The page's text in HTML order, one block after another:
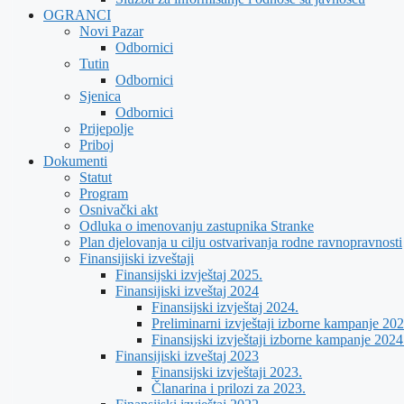
OGRANCI
Novi Pazar
Odbornici
Tutin
Odbornici
Sjenica
Odbornici
Prijepolje
Priboj
Dokumenti
Statut
Program
Osnivački akt
Odluka o imenovanju zastupnika Stranke
Plan djelovanja u cilju ostvarivanja rodne ravnopravnosti
Finansijiski izveštaji
Finansijski izvještaj 2025.
Finansijiski izveštaj 2024
Finansijski izvještaj 2024.
Preliminarni izvještaji izborne kampanje
Finansijski izvještaji izborne kampanje
Finansijiski izveštaj 2023
Finansijski izvještaji 2023.
Članarina i prilozi za 2023.